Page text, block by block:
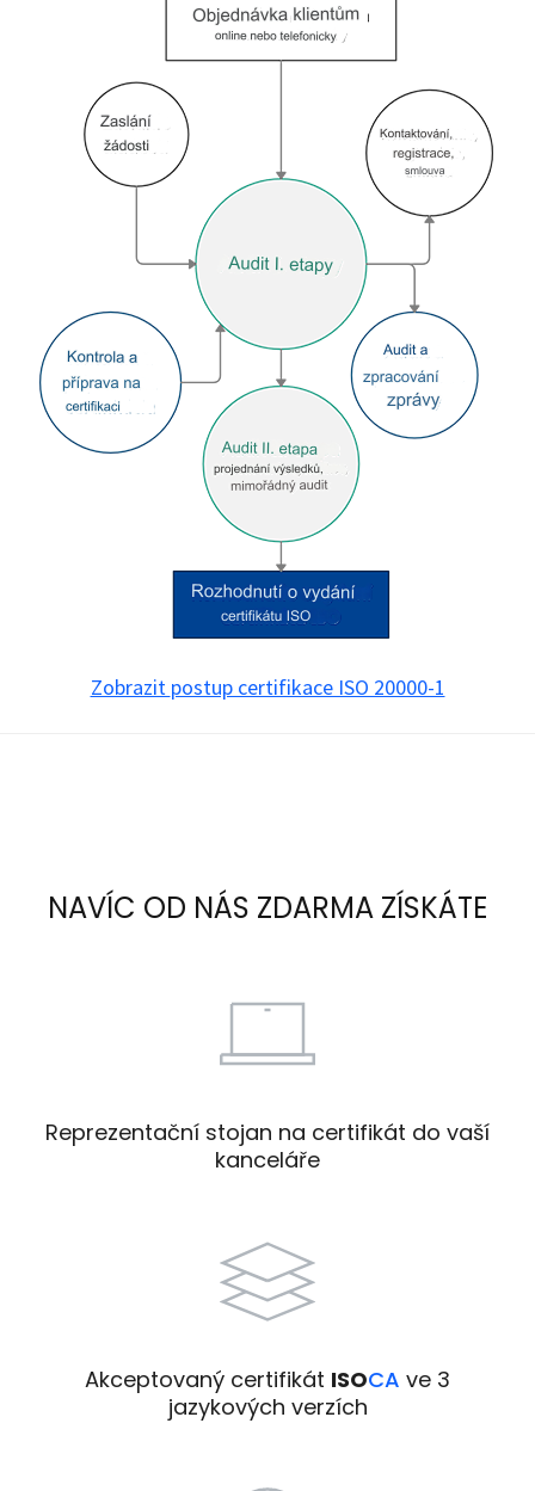
Zobrazit postup certifikace ISO 20000-1
NAVÍC OD NÁS ZDARMA ZÍSKÁTE
Reprezentační stojan na certifikát do vaší
kanceláře
Akceptovaný certifikát ISOCA ve 3
jazykových verzích